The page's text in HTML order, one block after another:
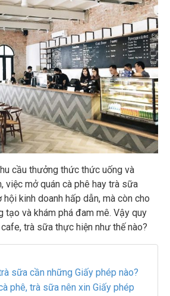
cầu thưởng thức thức uống và
việc mở quán cà phê hay trà sữa
kinh doanh hấp dẫn, mà còn cho
tạo và khám phá đam mê. Vậy quy
trà sữa thực hiện như thế nào?
sữa cần những Giấy phép nào?
phê, trà sữa nên xin Giấy phép